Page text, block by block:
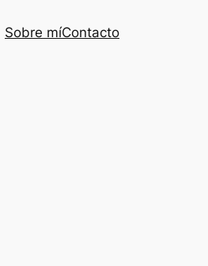
Sobre míContacto